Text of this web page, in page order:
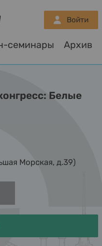
семинары Архив
Войти
Белые
Морская, д.39)